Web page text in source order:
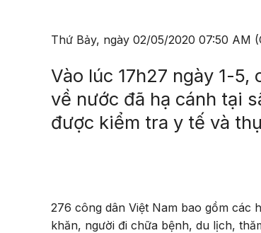
Thứ Bảy, ngày 02/05/2020 07:50 AM
Vào lúc 17h27 ngày 1-
về nước đã hạ cánh tại
được kiểm tra y tế và
276 công dân Việt Nam bao gồm các
khăn, người đi chữa bệnh, du lịch,